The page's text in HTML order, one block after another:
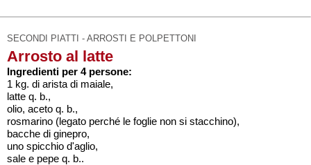
SECONDI PIATTI - ARROSTI E POLPETTONI
Arrosto al latte
Ingredienti per 4 persone:
1 kg. di arista di maiale,
latte q. b.,
olio, aceto q. b.,
rosmarino (legato perché le foglie non si stacchino),
bacche di ginepro,
uno spicchio d'aglio,
sale e pepe q. b..